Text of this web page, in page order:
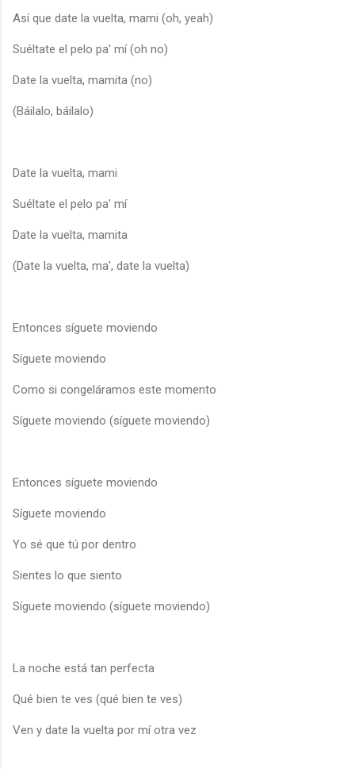
Así que date la vuelta, mami (oh, yeah)
Suéltate el pelo pa' mí (oh no)
Date la vuelta, mamita (no)
(Báilalo, báilalo)
Date la vuelta, mami
Suéltate el pelo pa' mí
Date la vuelta, mamita
(Date la vuelta, ma', date la vuelta)
Entonces síguete moviendo
Síguete moviendo
Como si congeláramos este momento
Síguete moviendo (síguete moviendo)
Entonces síguete moviendo
Síguete moviendo
Yo sé que tú por dentro
Sientes lo que siento
Síguete moviendo (síguete moviendo)
La noche está tan perfecta
Qué bien te ves (qué bien te ves)
Ven y date la vuelta por mí otra vez